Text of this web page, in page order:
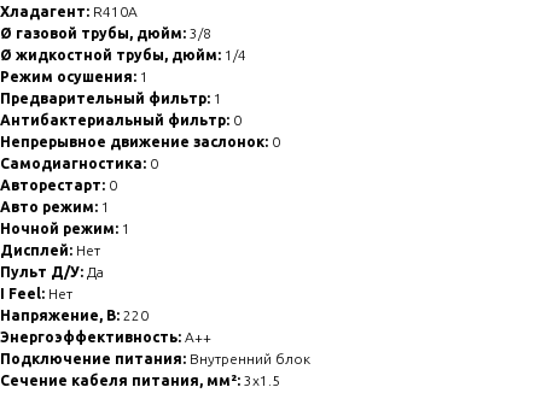
Хладагент: R410A
Ø газовой трубы, дюйм: 3/8
Ø жидкостной трубы, дюйм: 1/4
Режим осушения: 1
Предварительный фильтр: 1
Антибактериальный фильтр: 0
Непрерывное движение заслонок: 0
Самодиагностика: 0
Авторестарт: 0
Авто режим: 1
Ночной режим: 1
Дисплей: Нет
Пульт Д/У: Да
I Feel: Нет
Напряжение, В: 220
Энергоэффективность: A++
Подключение питания: Внутренний блок
Сечение кабеля питания, мм²: 3x1.5